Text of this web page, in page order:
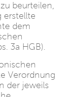
beurteilen,
erstellte
dem
3a HGB).
Verordnung
der jeweils